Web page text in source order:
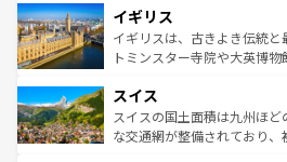
香り高いラベンダー畑など、
らに、パリ以外の地域にも
も豊かな歴史と文化が息づい
を参照してほしい。
顔を持つこの国は、どこを歩
ルリンの文化的活気、バイ
してライン川沿いのワイン
は、お酒好きな人にはぜひ体験してほ
ドイツ情報はコンテンツ一覧
イギリス
イギリスは、古きよき伝統
トミンスター寺院や大英博
リアごとに異なる魅力がある
ティー、ビール好きにはた
戦など、本場だからこそで
スイス
スイスの国土面積は九州ほ
な交通網が整備されており